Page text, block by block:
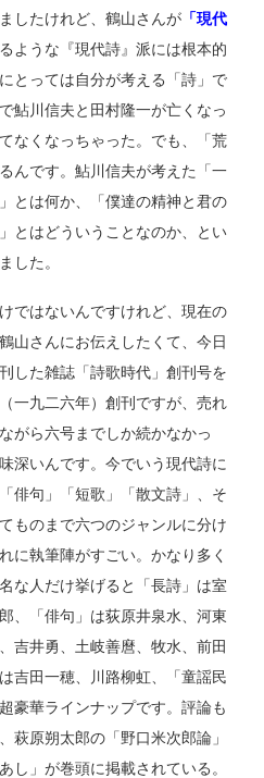
したけれど、鶴山さんが 「現代
ような『現代詩』派には根本的
とっては自分が考える「詩」で
鮎川信夫と田村隆一が亡くなっ
なくなっちゃった。でも、「荒
んです。鮎川信夫が考えた「一
とは何か、「僕達の精神と君の
とはどういうことなのか、とい
した。
ではないんですけれど、現在の
山さんにお伝えしたくて、今日
した雑誌「詩歌時代」創刊号を
一九二六年）創刊ですが、売れ
がら六号までしか続かなかっ
深いんです。今でいう現代詩に
俳句」「短歌」「散文詩」、そ
ものまで六つのジャンルに分け
に執筆陣がすごい。かなり多く
な人だけ挙げると「長詩」は室
、「俳句」は荻原井泉水、河東
吉井勇、土岐善麿、牧水、前田
吉田一穂、川路柳虹、「童謡民
豪華ラインナップです。評論も
萩原朔太郎の「野口米次郎論」
し」が巻頭に掲載されている。